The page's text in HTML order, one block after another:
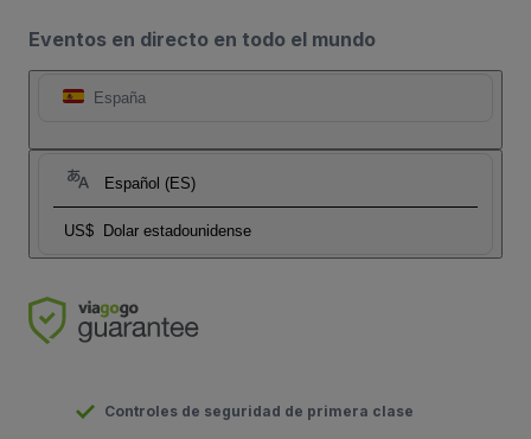
Eventos en directo en todo el mundo
España
Español (ES)
US$ Dolar estadounidense
Controles de seguridad de primera clase